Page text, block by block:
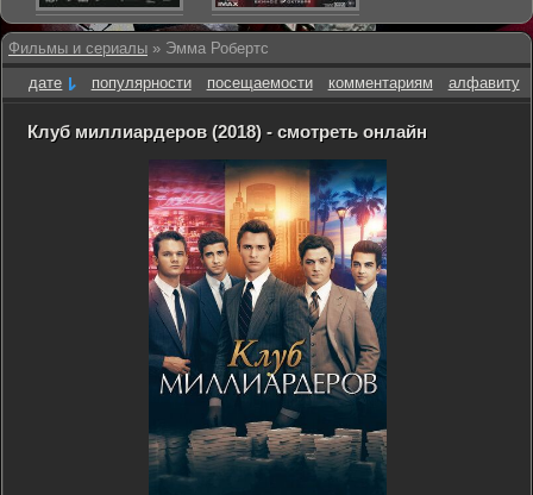
Фильмы и сериалы » Эмма Робертс
дате
популярности посещаемости комментариям алфавиту
Клуб миллиардеров (2018) - смотреть онлайн